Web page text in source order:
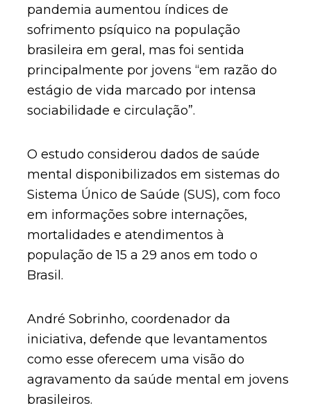
pandemia aumentou índices de
sofrimento psíquico na população
brasileira em geral, mas foi sentida
principalmente por jovens “em razão do
estágio de vida marcado por intensa
sociabilidade e circulação”.
O estudo considerou dados de saúde
mental disponibilizados em sistemas do
Sistema Único de Saúde (SUS), com foco
em informações sobre internações,
mortalidades e atendimentos à
população de 15 a 29 anos em todo o
Brasil.
André Sobrinho, coordenador da
iniciativa, defende que levantamentos
como esse oferecem uma visão do
agravamento da saúde mental em jovens
brasileiros.